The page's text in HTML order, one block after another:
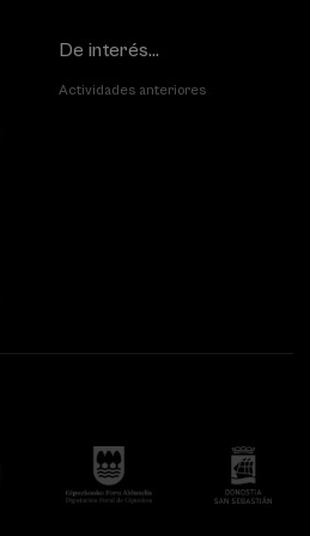
De interés...
Actividades anteriores